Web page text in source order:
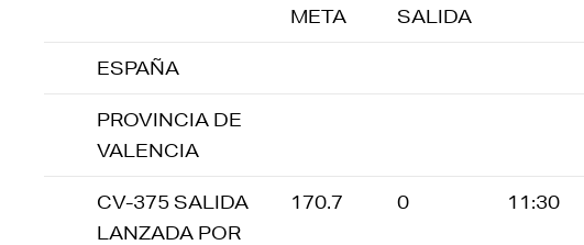
META
SALIDA
ESPAÑA
PROVINCIA DE
VALENCIA
CV-375 SALIDA
LANZADA POR
170.7 0 11:30